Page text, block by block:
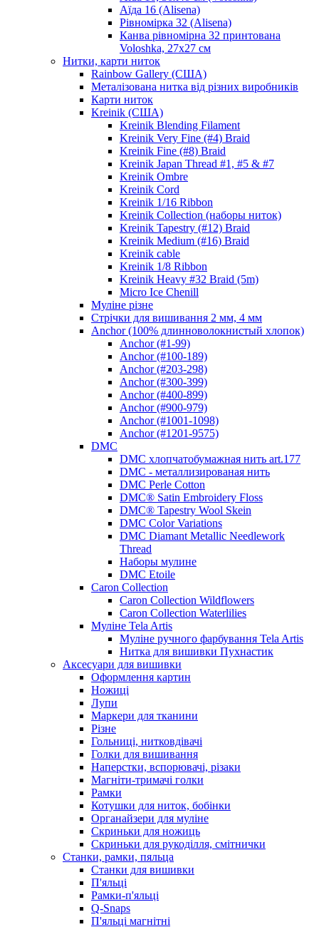
Аїда 16 (Alisena)
Рівномірка 32 (Alisena)
Канва рівномірна 32 принтована
Voloshka, 27х27 см
Нитки, карти ниток
Rainbow Gallery (США)
Металізована нитка від різних виробників
Карти ниток
Kreinik (США)
Kreinik Blending Filament
Kreinik Very Fine (#4) Braid
Kreinik Fine (#8) Braid
Kreinik Japan Thread #1, #5 & #7
Kreinik Ombre
Kreinik Cord
Kreinik 1/16 Ribbon
Kreinik Collection (наборы ниток)
Kreinik Tapestry (#12) Braid
Kreinik Medium (#16) Braid
Kreinik cable
Kreinik 1/8 Ribbon
Kreinik Heavy #32 Braid (5m)
Micro Ice Chenill
Муліне різне
Стрічки для вишивання 2 мм, 4 мм
Anchor (100% длинноволокнистый хлопок)
Anchor (#1-99)
Anchor (#100-189)
Anchor (#203-298)
Anchor (#300-399)
Anchor (#400-899)
Anchor (#900-979)
Anchor (#1001-1098)
Anchor (#1201-9575)
DMC
DMC хлопчатобумажная нить art.177
DMC - металлизированая нить
DMC Perle Cotton
DMC® Satin Embroidery Floss
DMC® Tapestry Wool Skein
DMC Color Variations
DMC Diamant Metallic Needlework
Thread
Наборы мулине
DMC Etoile
Caron Collection
Caron Collection Wildflowers
Caron Collection Waterlilies
Муліне Tela Artis
Муліне ручного фарбування Tela Artis
Нитка для вишивки Пухнастик
Аксесуари для вишивки
Оформлення картин
Ножиці
Лупи
Маркери для тканини
Різне
Гольниці, нитковдівачі
Голки для вишивання
Наперстки, вспорювачі, різаки
Магніти-тримачі голки
Рамки
Котушки для ниток, бобінки
Органайзери для муліне
Скриньки для ножиць
Скриньки для рукоділля, смітнички
Станки, рамки, пяльца
Станки для вишивки
П'яльці
Рамки-п'яльці
Q-Snaps
П'яльці магнітні